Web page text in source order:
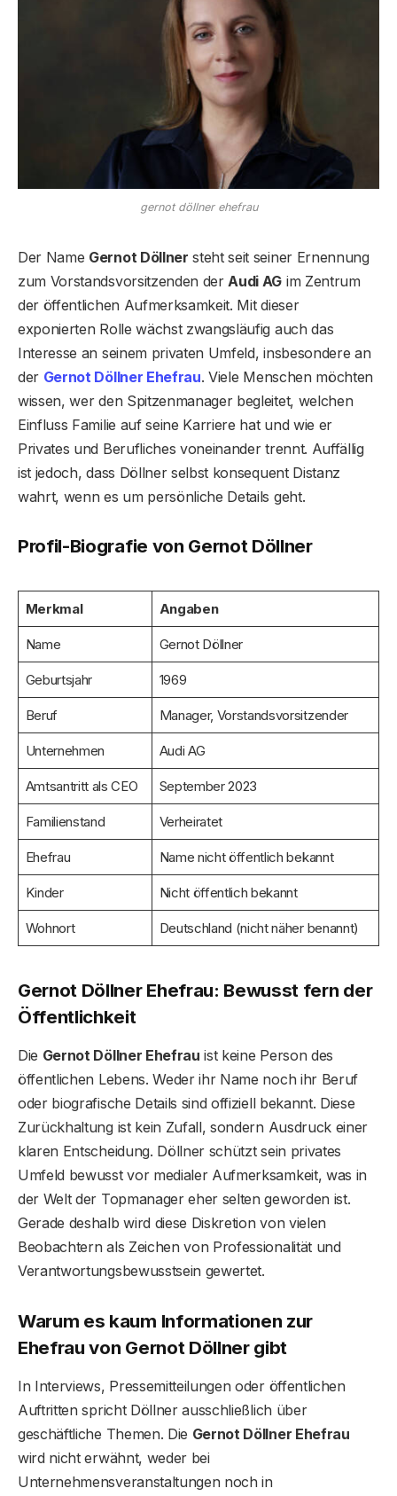
gernot döllner ehefrau
Der Name Gernot Döllner steht seit seiner Ernennung
zum Vorstandsvorsitzenden der Audi AG im Zentrum
der öffentlichen Aufmerksamkeit. Mit dieser
exponierten Rolle wächst zwangsläufig auch das
Interesse an seinem privaten Umfeld, insbesondere an
der Gernot Döllner Ehefrau. Viele Menschen möchten
wissen, wer den Spitzenmanager begleitet, welchen
Einfluss Familie auf seine Karriere hat und wie er
Privates und Berufliches voneinander trennt. Auffällig
ist jedoch, dass Döllner selbst konsequent Distanz
wahrt, wenn es um persönliche Details geht.
Profil-Biografie von Gernot Döllner
Merkmal Angaben
Name Gernot Döllner
Geburtsjahr 1969
Beruf Manager, Vorstandsvorsitzender
Unternehmen Audi AG
Amtsantritt als CEO September 2023
Familienstand Verheiratet
Ehefrau Name nicht öffentlich bekannt
Kinder Nicht öffentlich bekannt
Wohnort Deutschland (nicht näher benannt)
Gernot Döllner Ehefrau: Bewusst fern der
Öffentlichkeit
Die Gernot Döllner Ehefrau ist keine Person des
öffentlichen Lebens. Weder ihr Name noch ihr Beruf
oder biografische Details sind offiziell bekannt. Diese
Zurückhaltung ist kein Zufall, sondern Ausdruck einer
klaren Entscheidung. Döllner schützt sein privates
Umfeld bewusst vor medialer Aufmerksamkeit, was in
der Welt der Topmanager eher selten geworden ist.
Gerade deshalb wird diese Diskretion von vielen
Beobachtern als Zeichen von Professionalität und
Verantwortungsbewusstsein gewertet.
Warum es kaum Informationen zur
Ehefrau von Gernot Döllner gibt
In Interviews, Pressemitteilungen oder öffentlichen
Auftritten spricht Döllner ausschließlich über
geschäftliche Themen. Die Gernot Döllner Ehefrau
wird nicht erwähnt, weder bei
Unternehmensveranstaltungen noch in